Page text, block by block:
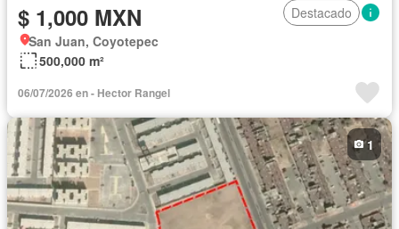
$ 1,000 MXN
Destacado
San Juan, Coyotepec
500,000 m²
06/07/2026 en - Hector Rangel
1